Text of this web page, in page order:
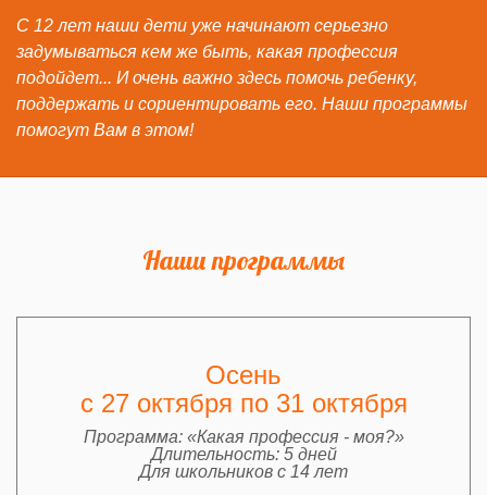
С 12 лет наши дети уже начинают серьезно
задумываться кем же быть, какая профессия
подойдет... И очень важно здесь помочь ребенку,
поддержать и сориентировать его. Наши программы
помогут Вам в этом!
Наши программы
Осень
c 27 октября по 31 октября
Программа: «Какая профессия - моя?»
Длительность: 5 дней
Для школьников с 14 лет